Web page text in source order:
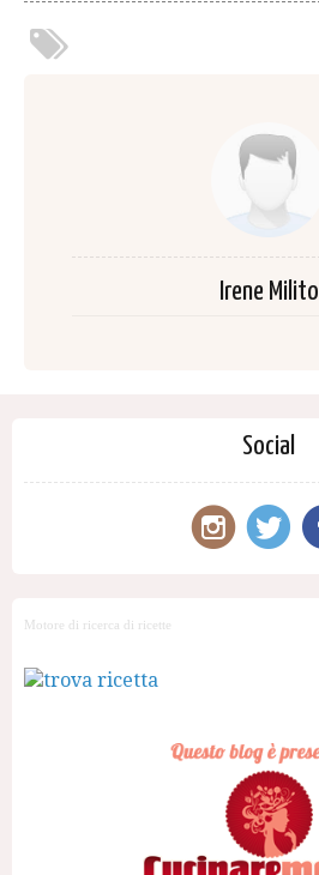
Irene Milito
Social
Motore di ricerca di ricette